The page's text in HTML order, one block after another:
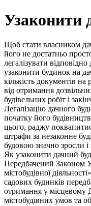
Узаконити
Щоб стати власником
його не достатньо
легалізувати
узаконити будинок на
кількість документів
від отримання
будівельних робіт і
Легалізацію дачного
початку його
цього, раджу
штрафи за незаконне
будовою значно зросли і
Як узаконити дачний
Передбачений Законом
містобудівної
садових будинків
отримання у місцевому
містобудівних умов та